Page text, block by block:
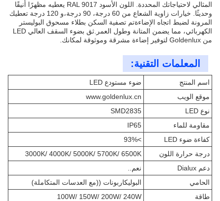
المثالي لاحتياجاتك المحددة. اللون الأسود RAL 9017 يعطيه مظهرًا أنيقًا
وحديثًا. خيارات زاوية الشعاع من 60 درجة، 90 درجة،و 120 درجة تعطيك
المرونة لضبط اتجاه الإضاءةتم تصفية السكن بطلاء مسحوق البوليستر
الكهربائي، مما يضمن المتانة وطول العمر.ثق بضوء السقف العالي LED
من Goldenlux لتوفير إضاءة مشرقة وموثوقة لمكانك.
المعلمات التقنية:
اسم المنتج
ضوء مستودع LED
موقع الويب
www.goldenlux.cn
نوع LED
SMD2835
مقاومة للماء
IP65
كفاءة ضوء LED
>93%
درجة حرارة اللون
3000K/ 4000K/ 5000K/ 5700K/ 6500K
دعم Dialux
نعم..
الحامي
البوليكاربونات ((مع العدسات المتكاملة)
طاقة
100W/ 150W/ 200W/ 240W